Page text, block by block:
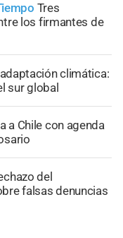
Tres
los firmantes de
climática:
sur global
a Chile con agenda
del
falsas denuncias